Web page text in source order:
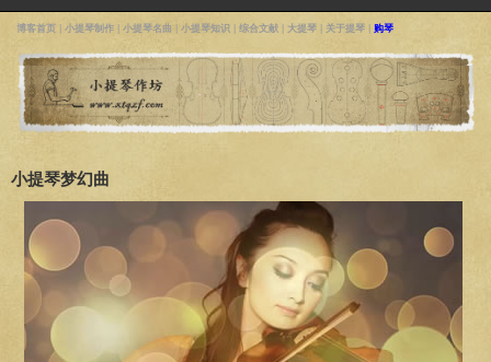
博客首页 小提琴制作 小提琴名曲 小提琴知识 综合文献 大提琴 关于提琴 购琴
小提琴梦幻曲